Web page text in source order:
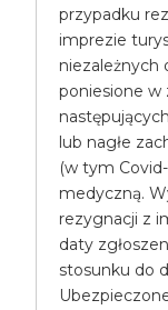
przypadku
imprezie
poniesione w
lub nagłe
(w tym
medyczną.
rezygnacji z
daty
stosunku do